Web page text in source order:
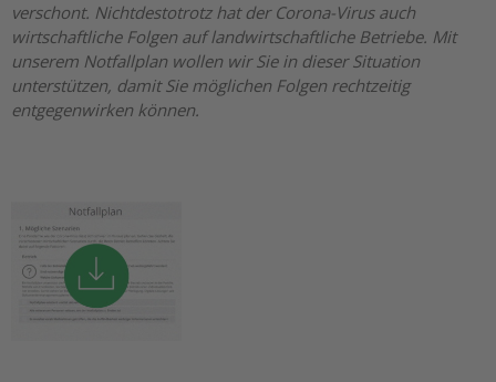
verschont. Nichtdestotrotz hat der Corona-Virus auch
wirtschaftliche Folgen auf landwirtschaftliche Betriebe. Mit
unserem Notfallplan wollen wir Sie in dieser Situation
unterstützen, damitSie möglichen Folgen rechtzeitig
entgegenwirken können.